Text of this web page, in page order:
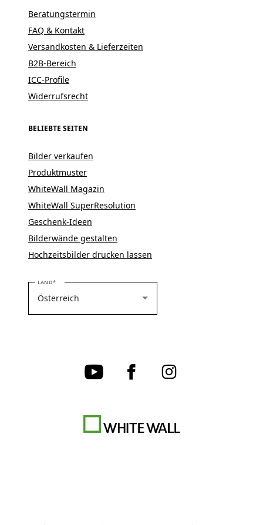
Beratungstermin
FAQ & Kontakt
Versandkosten & Lieferzeiten
B2B-Bereich
ICC-Profile
Widerrufsrecht
BELIEBTE SEITEN
Bilder verkaufen
Produktmuster
WhiteWall Magazin
WhiteWall SuperResolution
Geschenk-Ideen
Bilderwände gestalten
Hochzeitsbilder drucken lassen
LANDBITTE WÄHLEN SIE IHR LAND